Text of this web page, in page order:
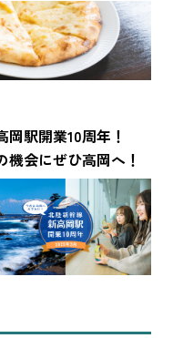
インド料理店4選！
詳細を見る
岡駅開業10周年！
機会にぜひ高岡へ！